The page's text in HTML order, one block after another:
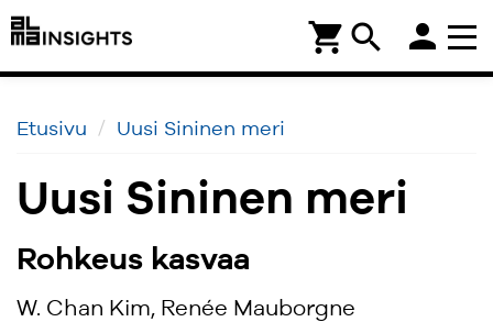
search
shopping_cart person
Etusivu Uusi Sininen meri
Uusi Sininen meri
Rohkeus kasvaa
W. Chan Kim, Renée Mauborgne